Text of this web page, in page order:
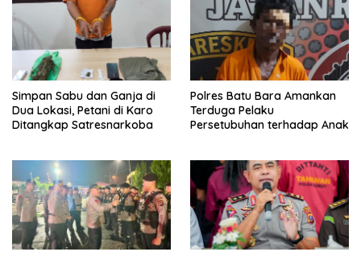
Simpan Sabu dan Ganja di
Dua Lokasi, Petani di Karo
Ditangkap Satresnarkoba
Polres Batu Bara Amankan
Terduga Pelaku
Persetubuhan terhadap Anak